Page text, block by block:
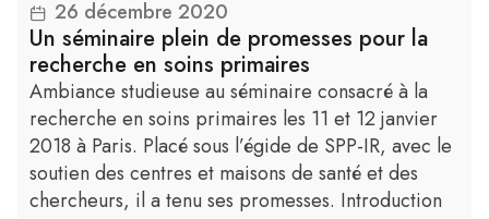
Lire la suite
26 décembre 2020
Un séminaire plein de promesses pour la
recherche en soins primaires
Ambiance studieuse au séminaire consacré à la
recherche en soins primaires les 11 et 12 janvier
2018 à Paris. Placé sous l’égide de SPP-IR, avec le
soutien des centres et maisons de santé et des
chercheurs, il a tenu ses promesses. Introduction